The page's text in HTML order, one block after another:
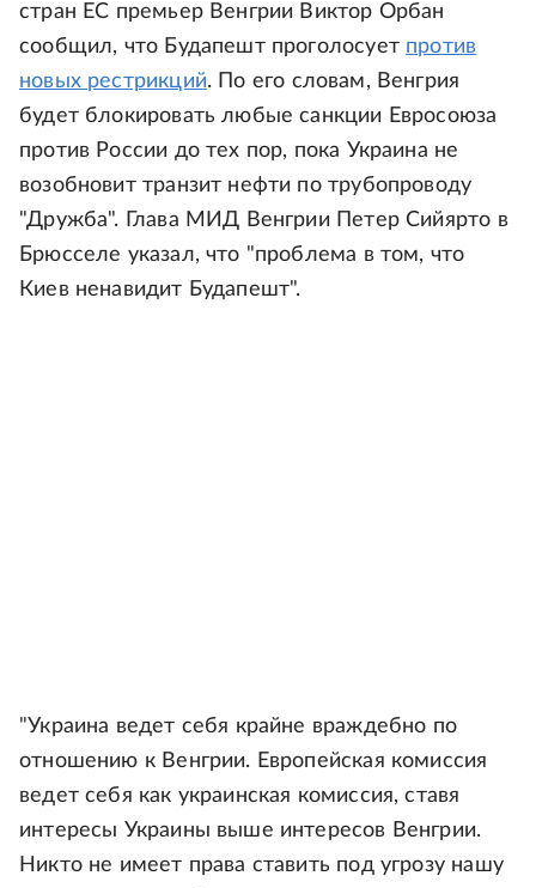
стран ЕС премьер Венгрии Виктор Орбан
сообщил, что Будапешт проголосует против
новых рестрикций. По его словам, Венгрия
будет блокировать любые санкции Евросоюза
против России до тех пор, пока Украина не
возобновит транзит нефти по трубопроводу
"Дружба". Глава МИД Венгрии Петер Сийярто в
Брюсселе указал, что "проблема в том, что
Киев ненавидит Будапешт".
"Украина ведет себя крайне враждебно по
отношению к Венгрии. Европейская комиссия
ведет себя как украинская комиссия, ставя
интересы Украины выше интересов Венгрии.
Никто не имеет права ставить под угрозу нашу